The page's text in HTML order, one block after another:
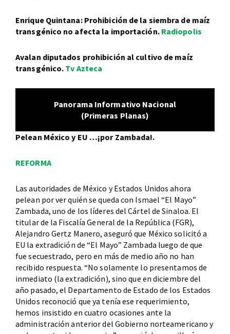
Enrique Quintana: Prohibición de la siembra de maíz
transgénico no afecta la importación. Radiopolis
Avalan diputados prohibición al cultivo de maíz
transgénico. Tv Azteca
Panorama Informativo Nacional
(Primeras Planas)
Pelean México y EU …¡por Zambada!.
REFORMA
Las autoridades de México y Estados Unidos ahora
pelean por ver quién se queda con Ismael “El Mayo”
Zambada, uno de los líderes del Cártel de Sinaloa. El
titular de la Fiscalía General de la República (FGR),
Alejandro Gertz Manero, aseguró que México solicitó a
EU la extradición de “El Mayo” Zambada luego de que
fue secuestrado, pero en más de medio año no han
recibido respuesta. “No solamente lo presentamos de
inmediato (la extradición), sino que en diciembre del
año pasado, el Departamento de Estado de los Estados
Unidos reconoció que ya tenía ese requerimiento,
hemos insistido en cuatro ocasiones ante la
administración anterior del Gobierno norteamericano y